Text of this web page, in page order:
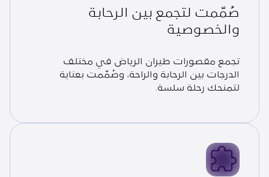
صُمّمت لتجمع بين الرحابة
والخصوصية
تجمع مقصورات طيران الرياض في مختلف
الدرجات بين الرحابة والراحة، وصُمّمت بعناية
لتمنحك رحلة سلسة.